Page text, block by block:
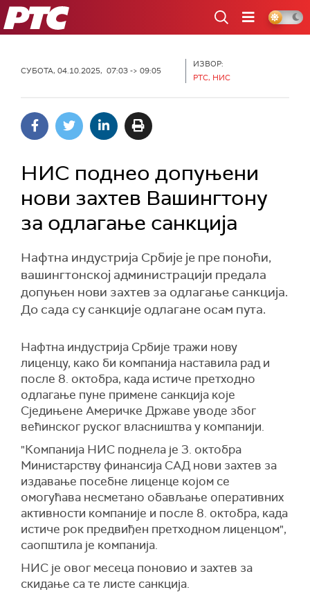
РТС
СУБОТА, 04.10.2025, 07:03 -> 09:05
ИЗВОР:
РТС, НИС
НИС поднео допуњени
нови захтев Вашингтону
за одлагање санкција
Нафтна индустрија Србије је пре поноћи,
вашингтонској администрацији предала
допуњен нови захтев за одлагање санкција.
До сада су санкције одлагане осам пута.
Нафтна индустрија Србије тражи нову
лиценцу, како би компанија наставила рад и
после 8. октобра, када истиче претходно
одлагање пуне примене санкција које
Сједињене Америчке Државе уводе због
већинског руског власништва у компанији.
"Компанија НИС поднела је 3. октобра
Министарству финансија САД нови захтев за
издавање посебне лиценце којом се
омогућава несметано обављање оперативних
активности компаније и после 8. октобра, када
истиче рок предвиђен претходном лиценцом",
саопштила је компанија.
НИС је овог месеца поновио и захтев за
скидање са те листе санкција.